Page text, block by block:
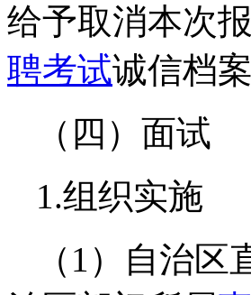
给予取消本次
聘考试诚信档
（四）面试
1.组织实施
（1）自治区